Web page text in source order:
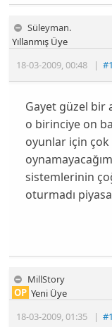
Süleyman.
18-03-2009,00:48 |
Yıllanmış Üye
Gayet güzel bir
o birinciye on
oyunlar için
sistemlerinin
oturmadı
MillStory
18-03-2009,01:35 |
OP Yeni Üye